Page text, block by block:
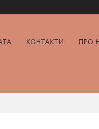
КОНТАКТИ ПРО